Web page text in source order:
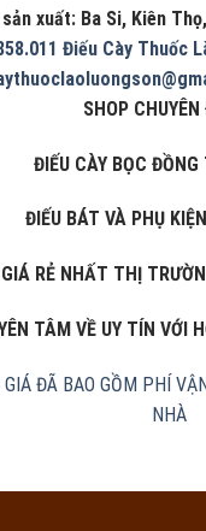
xuất: Ba Si, Kiên
Điếu Cày Thuốc
SHOP
ĐIẾU CÀY BỌC
ĐIẾU BÁT VÀ PHỤ
GIÁ RẺ NHẤT THỊ
TÂM VỀ UY TÍN VỚI
GIÁ ĐÃ BAO GỒM PHÍ
NHÀ